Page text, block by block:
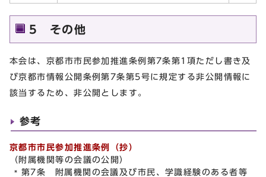
5 その他
本会は、京都市市民参加推進条例第7条第1項ただし書き及
び京都市情報公開条例第7条第5号に規定する非公開情報に
該当するため、非公開とします。
参考
京都市市民参加推進条例（抄）
（附属機関等の会議の公開）
第7条 附属機関の会議及び市民、学識経験のある者等